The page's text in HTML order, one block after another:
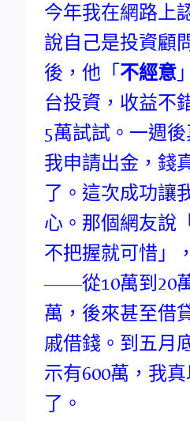
今年我在網路上
說自己是投資顧
後，他「 不經意
台投資，收益不
5萬試試。一週後
我申請出金，錢
了。這次成功讓
心。那個網友說
不把握就可惜」
——從10萬到20
萬，後來甚至借
戚借錢。到五月
示有600萬，我
了。